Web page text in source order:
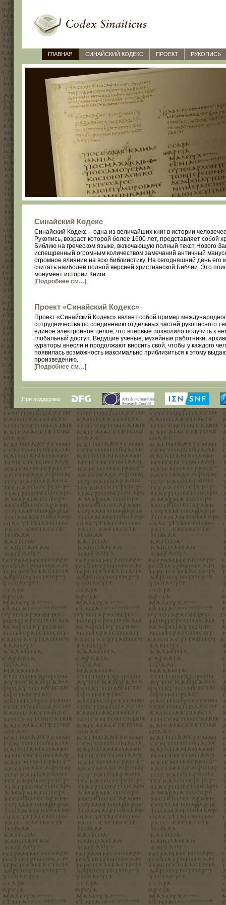
ГЛАВНАЯ СИНАЙСКИЙ КОДЕКС ПРОЕКТ РУКОПИСЬ
Синайский Кодекс
Синайский Кодекс – одна из величайших книг в истории
Рукопись, возраст которой более 1600 лет, представляет собой
Библию на греческом языке, включающую полный текст Нового
испещренный огромным количеством замечаний античный
огромное влияние на всю библиистику. На сегодняшний день его
считать наиболее полной версией христианской Библии. Это
монумент истории Книги.
[Подробнее см…]
Проект «Синайский Кодекс»
Проект «Синайский Кодекс» являет собой пример
сотрудничества по соединению отдельных частей рукописного
единое электронное целое, что впервые позволило получить к
глобальный доступ. Ведущие ученые, музейные работники,
кураторы внесли и продолжают вносить свой, чтобы у каждого
появилась возможность максимально приблизиться к этому
произведению.
[Подробнее см…]
При поддержке